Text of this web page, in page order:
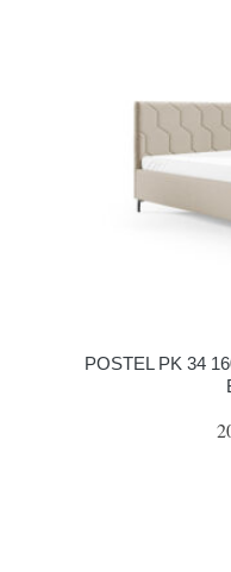
POSTEL PK 34